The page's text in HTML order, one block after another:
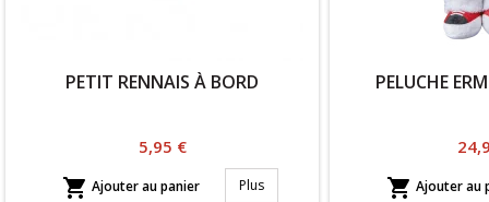
PETIT RENNAIS À BORD
Prix
5,95 €
 Ajouter au panier Plus
PELUCHE
Prix
 Ajouter au